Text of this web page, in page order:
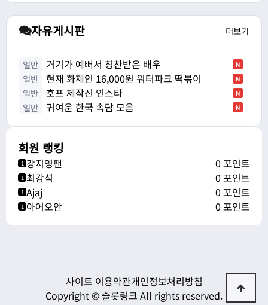
자유게시판 더보기
일반 거기가 예뻐서 칭찬받은 배우 N
일반 현재 화제인 16,000원 워터파크 떡볶이 N
일반 호프 제작진 인스타 N
일반 귀여운 한국 속담 모음 N
회원 랭킹
1 강지영팬 0 포인트
1 최강석 0 포인트
1 Ajaj 0 포인트
1 아어오안 0 포인트
사이트 이용약관개인정보처리방침
Copyright © 슬롯링크 All rights reserved.